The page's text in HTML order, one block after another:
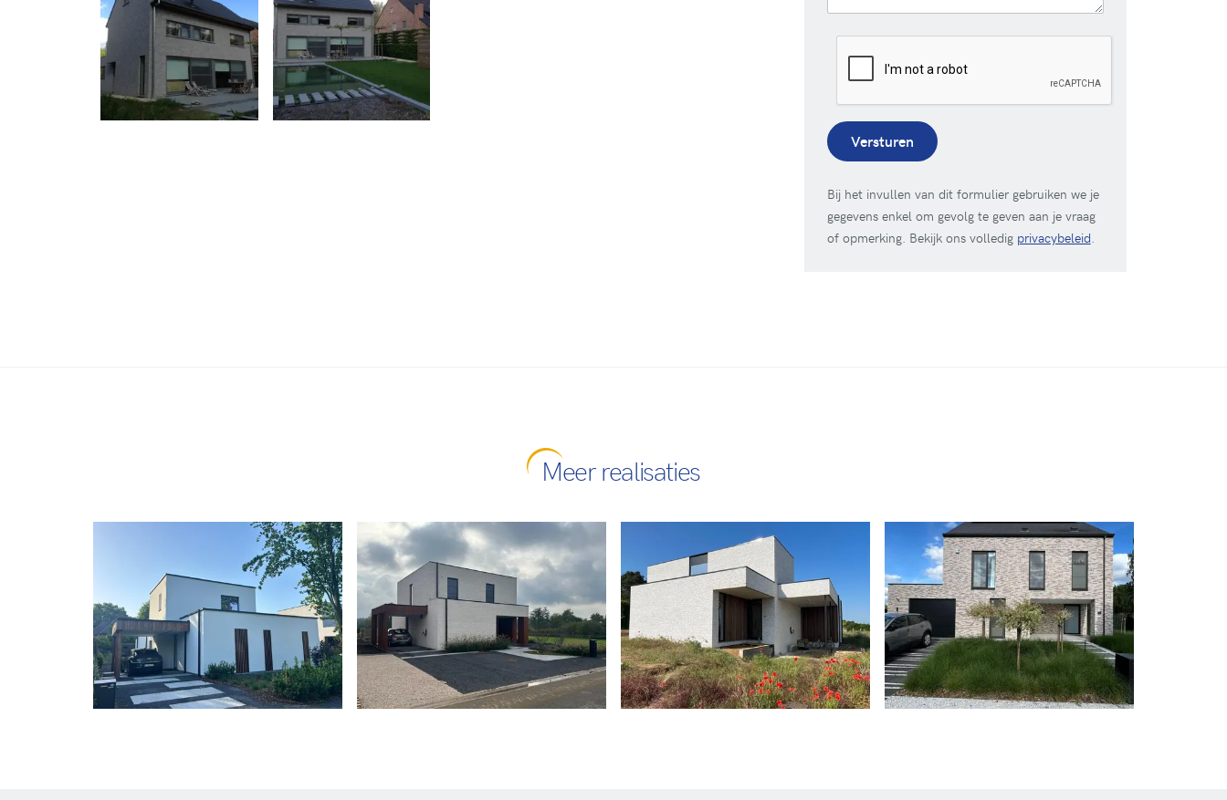
Versturen
Bij het invullen van dit formulier gebruiken we je
gegevens enkel om gevolg te geven aan je vraag
of opmerking. Bekijk ons volledig privacybeleid.
Meer realisaties